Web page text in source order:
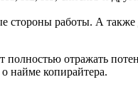
стороны работы. А
отражать
найме копирайтера.